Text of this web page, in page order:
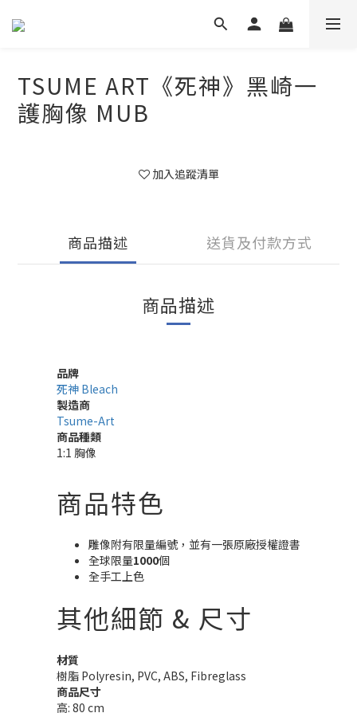
TSUME ART《死神》黑崎一
護胸像 MUB
加入追蹤清單
商品描述 送貨及付款方式
商品描述
品牌
死神 Bleach
製造商
Tsume-Art
商品種類
1:1 胸像
商品特色
雕像附有限量編號，並有一張原廠授權證書
全球限量1000個
全手工上色
其他細節 & 尺寸
材質
樹脂 Polyresin, PVC, ABS, Fibreglass
商品尺寸
高: 80 cm